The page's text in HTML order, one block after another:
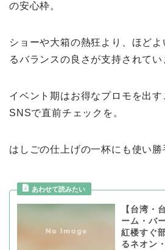
の安心枠。
ショーや大箱の熱狂より、ほど
るバランスの良さが支持されてい
イベント期はお得なプロモを出す
SNSで直前チェックを。
はしごの仕上げの一杯にも使い勝
【台湾・
ーム・バ
紅楼すぐ
るネオン